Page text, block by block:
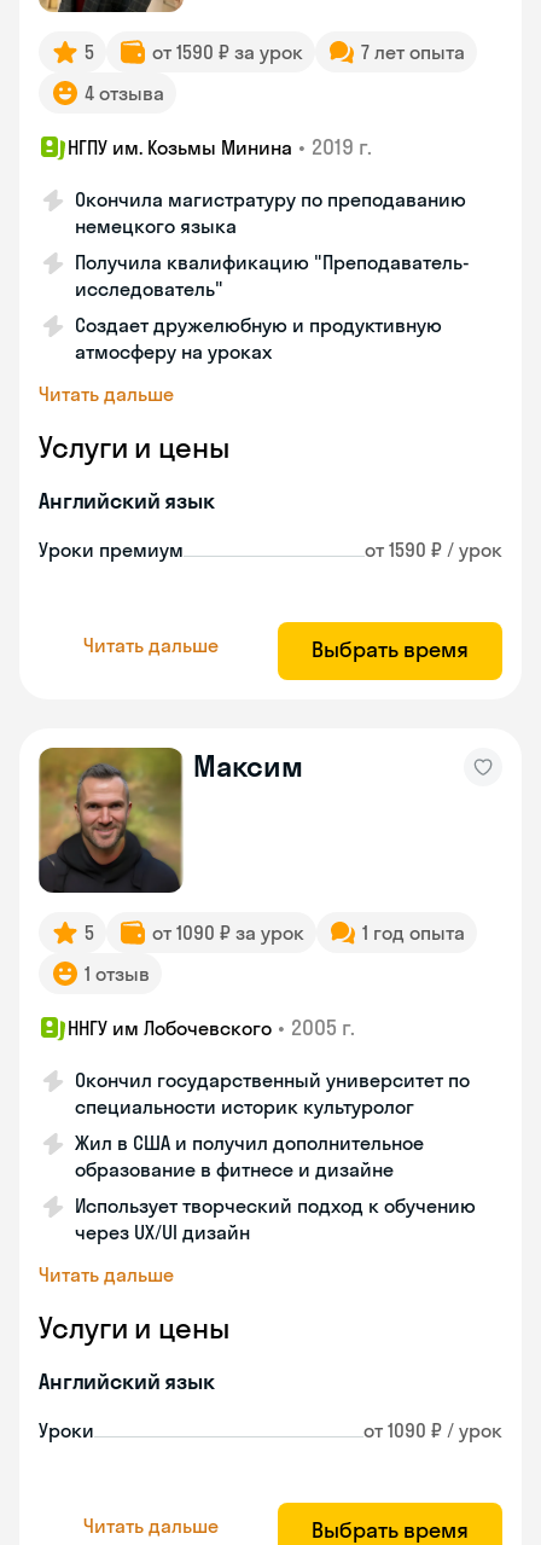
5 от 1590 ₽ за урок
7 лет опыта
4 отзыва
НГПУ им. Козьмы Минина • 2019 г.
Окончила магистратуру по преподаванию
немецкого языка
Получила квалификацию "Преподаватель-
исследователь"
Создает дружелюбную и продуктивную
атмосферу на уроках
Читать дальше
Услуги и цены
Английский язык
Уроки премиум от 1590 ₽ / урок
Читать дальше Выбрать время
Максим
5 от 1090 ₽ за урок
1 год опыта
1 отзыв
ННГУ им Лобочевского • 2005 г.
Окончил государственный университет по
специальности историк культуролог
Жил в США и получил дополнительное
образование в фитнесе и дизайне
Использует творческий подход к обучению
через UX/UI дизайн
Читать дальше
Услуги и цены
Английский язык
Уроки от 1090 ₽ / урок
Читать дальше Выбрать время